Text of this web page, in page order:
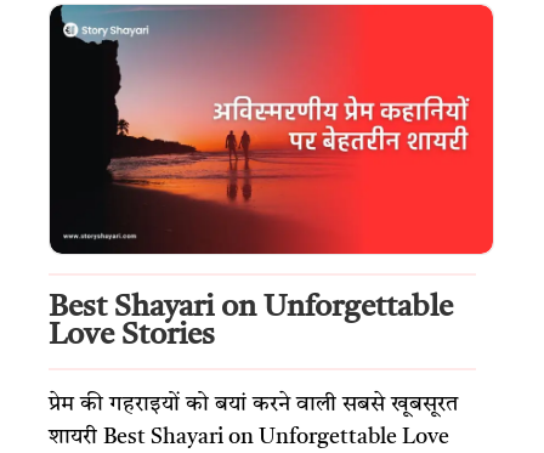
Best Shayari on Unforgettable
Love Stories
प्रेम की गहराइयों को बयां करने वाली सबसे खूबसूरत
शायरी Best Shayari on Unforgettable Love